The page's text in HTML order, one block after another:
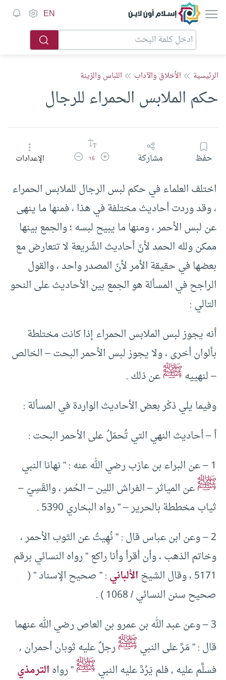
إسلام أون لاين EN
الرئيسية الأخلاق والآداب اللباس والزينة
حكم الملابس الحمراء للرجال
حفظ مشاركة زيادة حجم الخط
16 تقليل حجم الخطالإعدادات
اختلف العلماء في حكم لبس الرجال للملابس الحمراء
، وقد وردت أحاديث مختلفة في هذا ، فمنها ما ينهى
عن لبس الأحمر ، ومنها ما يبيح لبسه ؛ والجمع بينها
ممكن ولله الحمد لأنّ أحاديث الشّريعة لا تتعارض مع
بعضها في حقيقة الأمر لأنّ المصدر واحد ، والقول
الراجح في المسألة هو الجمع بين الأحاديث على النحو
التالي :
أنه يجوز لبس الملابس الحمراء إذا كانت مختلطة
بألوان أخرى ، ولا يجوز لبس الأحمر البحت – الخالص
– لنهييهﷺعن ذلك .
وفيما يلي ذكْر بعض الأحاديث الواردة في المسألة :
أ – أحاديث النهي التي تُحمَلُ على الأحمر البحت :
1 – عن البراء بن عازب رضي الله عنه : ” نهانا النبي
ﷺعن المياثر – الفراش اللين – الحُمر ، والقَسِيّ –
ثياب مخططة بالحرير – ” رواه البخاري 5390 .
2 – وعن ابن عباس قال : ” نُهِيتُ عن الثوب الأحمر ،
وخاتم الذهب ، وأن أقرأ وأنا راكع ” رواه النسائي برقم
5171 ، وقال الشيخ
الألباني: ” صحيح الإسناد ” (
صحيح سنن النسائي / 1068 ) .
3 – وعن عبد الله بن عمرو بن العاص رضي الله عنهما
قال : ” مَرَّ على النبيﷺرجلٌ عليه ثوبان أحمران ,
فسلَّم عليه , فلم يَرُدَّ عليه النبيﷺ” رواهالترمذي